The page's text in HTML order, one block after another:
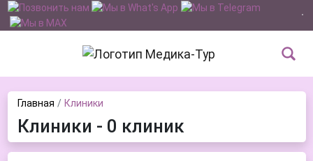
Главная Клиники
Клиники - 0 клиник